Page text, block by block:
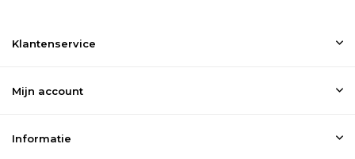
Klantenservice
Mijn account
Informatie